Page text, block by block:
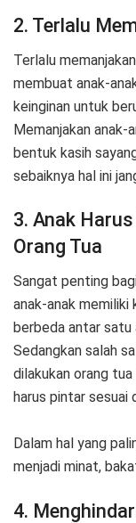
2. Terlalu
Terlalu
membuat anak-
keinginan untuk
Memanjakan anak-
bentuk kasih
sebaiknya hal ini
3. Anak
Orang Tua
Sangat penting
anak-anak memiliki
berbeda antar satu
Sedangkan salah
dilakukan orang
harus pintar sesuai
Dalam hal yang
menjadi minat,
4.